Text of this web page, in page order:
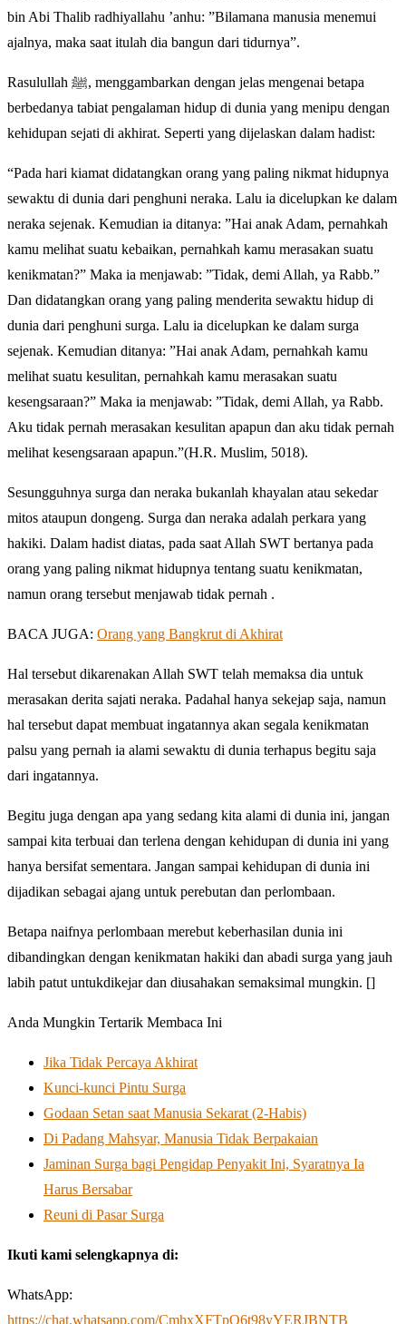
bin Abi Thalib radhiyallahu ’anhu: ”Bilamana manusia menemui
ajalnya, maka saat itulah dia bangun dari tidurnya”.
Rasulullah ﷺ, menggambarkan dengan jelas mengenai betapa
berbedanya tabiat pengalaman hidup di dunia yang menipu dengan
kehidupan sejati di akhirat. Seperti yang dijelaskan dalam hadist:
“Pada hari kiamat didatangkan orang yang paling nikmat hidupnya
sewaktu di dunia dari penghuni neraka. Lalu ia dicelupkan ke dalam
neraka sejenak. Kemudian ia ditanya: ”Hai anak Adam, pernahkah
kamu melihat suatu kebaikan, pernahkah kamu merasakan suatu
kenikmatan?” Maka ia menjawab: ”Tidak, demi Allah, ya Rabb.”
Dan didatangkan orang yang paling menderita sewaktu hidup di
dunia dari penghuni surga. Lalu ia dicelupkan ke dalam surga
sejenak. Kemudian ditanya: ”Hai anak Adam, pernahkah kamu
melihat suatu kesulitan, pernahkah kamu merasakan suatu
kesengsaraan?” Maka ia menjawab: ”Tidak, demi Allah, ya Rabb.
Aku tidak pernah merasakan kesulitan apapun dan aku tidak pernah
melihat kesengsaraan apapun.”(H.R. Muslim, 5018).
Sesungguhnya surga dan neraka bukanlah khayalan atau sekedar
mitos ataupun dongeng. Surga dan neraka adalah perkara yang
hakiki. Dalam hadist diatas, pada saat Allah SWT bertanya pada
orang yang paling nikmat hidupnya tentang suatu kenikmatan,
namun orang tersebut menjawab tidak pernah .
BACA JUGA: Orang yang Bangkrut di Akhirat
Hal tersebut dikarenakan Allah SWT telah memaksa dia untuk
merasakan derita sajati neraka. Padahal hanya sekejap saja, namun
hal tersebut dapat membuat ingatannya akan segala kenikmatan
palsu yang pernah ia alami sewaktu di dunia terhapus begitu saja
dari ingatannya.
Begitu juga dengan apa yang sedang kita alami di dunia ini, jangan
sampai kita terbuai dan terlena dengan kehidupan di dunia ini yang
hanya bersifat sementara. Jangan sampai kehidupan di dunia ini
dijadikan sebagai ajang untuk perebutan dan perlombaan.
Betapa naifnya perlombaan merebut keberhasilan dunia ini
dibandingkan dengan kenikmatan hakiki dan abadi surga yang jauh
labih patut untukdikejar dan diusahakan semaksimal mungkin. []
Anda Mungkin Tertarik Membaca Ini
Jika Tidak Percaya Akhirat
Kunci-kunci Pintu Surga
Godaan Setan saat Manusia Sekarat (2-Habis)
Di Padang Mahsyar, Manusia Tidak Berpakaian
Jaminan Surga bagi Pengidap Penyakit Ini, Syaratnya Ia
Harus Bersabar
Reuni di Pasar Surga
Ikuti kami selengkapnya di:
WhatsApp:
https://chat.whatsapp.com/CmhxXFTpO6t98yYERJBNTB